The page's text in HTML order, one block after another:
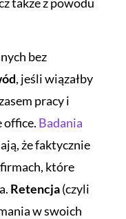
bez
, jeśli wiązałby
pracy i
office. Badania
że faktycznie
które
Retencja(czyli
w swoich